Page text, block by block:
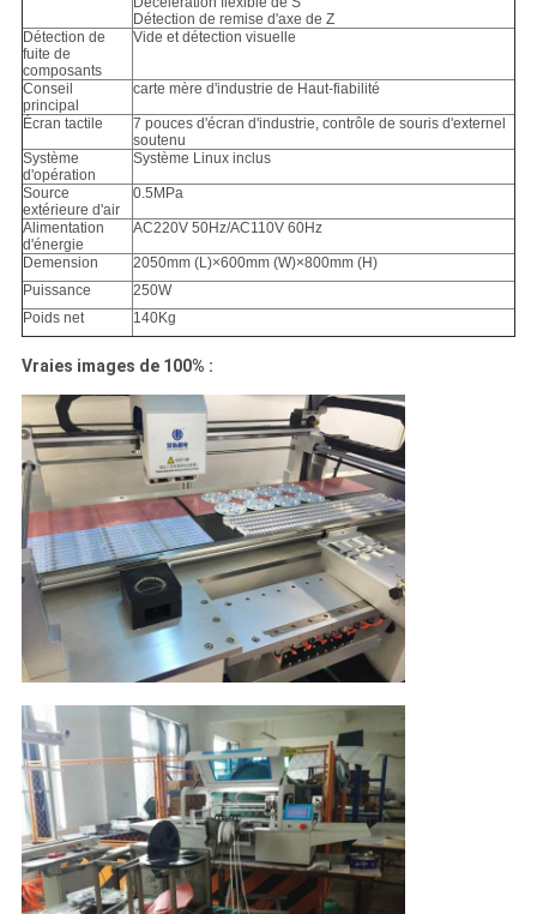
Détection de remise d'axe de Z
Détection de
fuite de
composants
Vide et détection visuelle
Conseil
principal
carte mère d'industrie de Haut-fiabilité
Écran tactile
7 pouces d'écran d'industrie, contrôle de souris d'externel
soutenu
Système
d'opération
Système Linux inclus
Source
extérieure d'air
0.5MPa
Alimentation
d'énergie
AC220V 50Hz/AC110V 60Hz
Demension
2050mm (L)×600mm (W)×800mm (H)
Puissance
250W
Poids net
140Kg
Vraies images de 100% :